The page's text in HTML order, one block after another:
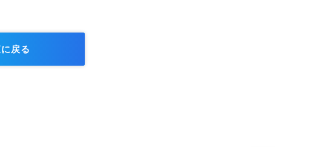
戻る